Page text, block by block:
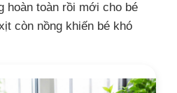
hoàn toàn rồi mới cho bé
còn nồng khiến bé khó